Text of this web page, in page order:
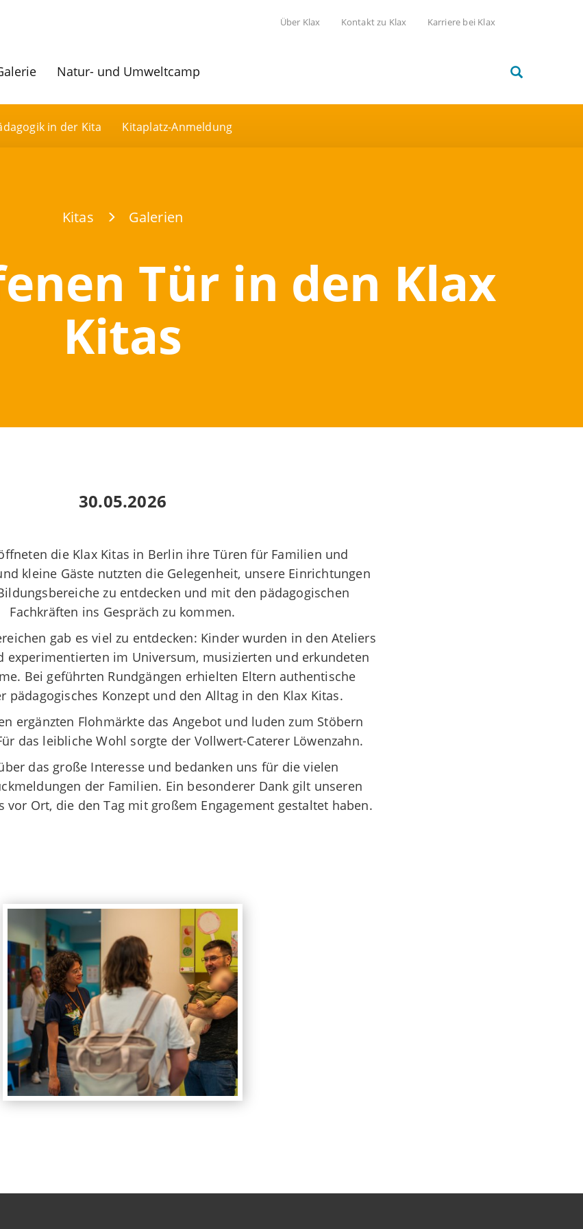
in der Kita Kitaplatz-Anmeldung
Natur- und Umweltcamp
Karriere bei Klax
Kontakt zu Klax
Über Klax
Kitas Galerien
Tür in den Klax
Kitas
30.05.2026
die Klax Kitas in Berlin ihre Türen für Familien und
kleine Gäste nutzten die Gelegenheit, unsere Einrichtungen
zu entdecken und mit den pädagogischen
Fachkräften ins Gespräch zu kommen.
gab es viel zu entdecken: Kinder wurden in den Ateliers
experimentierten im Universum, musizierten und erkundeten
Bei geführten Rundgängen erhielten Eltern authentische
pädagogisches Konzept und den Alltag in den Klax Kitas.
ergänzten Flohmärkte das Angebot und luden zum Stöbern
das leibliche Wohl sorgte der Vollwert-Caterer Löwenzahn.
das große Interesse und bedanken uns für die vielen
der Familien. Ein besonderer Dank gilt unseren
vor Ort, die den Tag mit großem Engagement gestaltet haben.